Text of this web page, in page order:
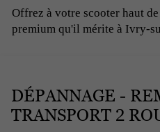
Offrez à votre scooter haut
premium qu'il mérite à Ivry-
DÉPANNAGE -
TRANSPORT 2